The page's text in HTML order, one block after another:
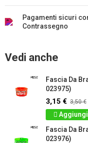
Pagamenti sicuri
Contrassegno
Vedi anche
Fascia Da
023975)
3,15 € 3,50 €
Aggiungi
Fascia Da
023976)